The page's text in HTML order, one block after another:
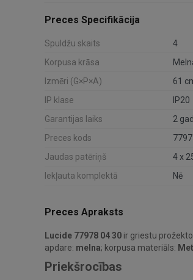
Preces Specifikācija
Spuldžu skaits 4
Korpusa krāsa
Izmēri (G×P×A)
61
IP klase
IP20
Garantijas laiks
2
Preces kods
Jaudas patēriņš
4 x
Iekļauta komplektā
Nē
Preces Apraksts
Lucide 77978 04 30 ir griestu
apdare: melna; korpusa materiāls:
Priekšrocības